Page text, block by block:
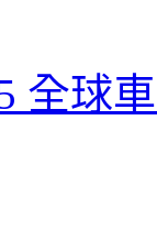
全球